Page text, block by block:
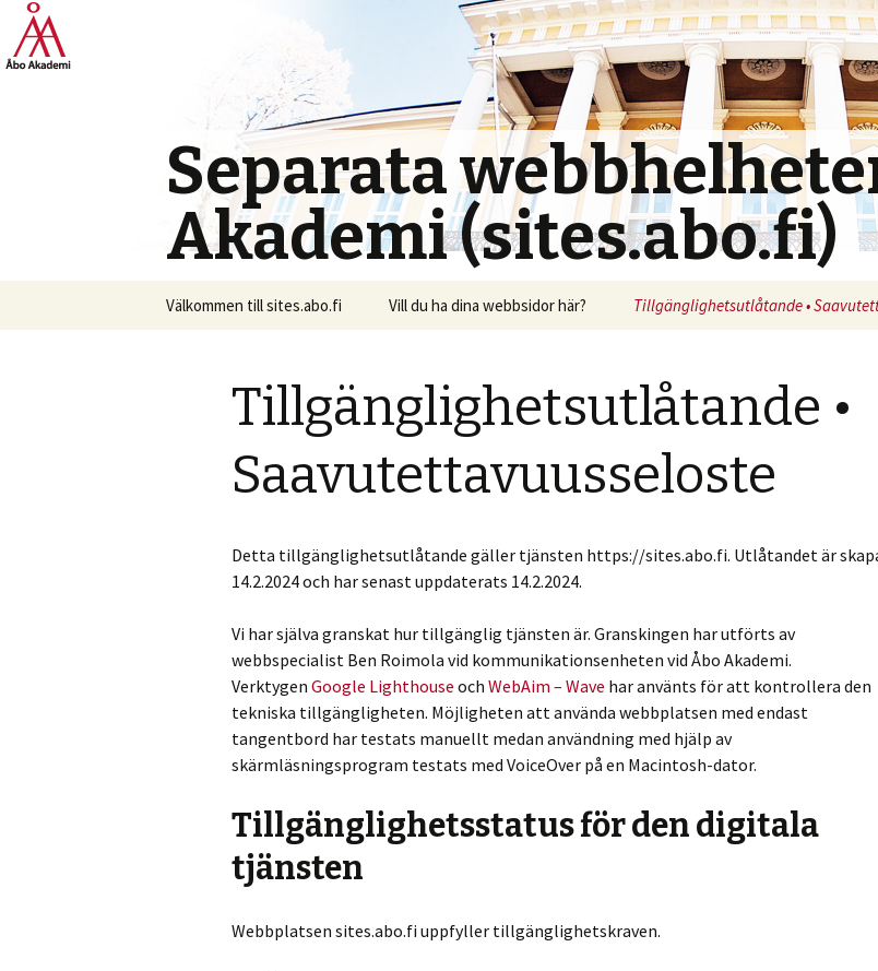
Separata
Akademi (sites.abo.fi)
Välkommen till sites.abo.fi Vill du ha dina webbsidor här? Tillgänglighetsutlåtande •
Tillgänglighetsutlåtande •
Saavutettavuusseloste
Detta tillgänglighetsutlåtande gäller tjänsten https://sites.abo.fi. Utlåtandet är
14.2.2024 och har senast uppdaterats 14.2.2024.
Vi har själva granskat hur tillgänglig tjänsten är. Granskingen har utförts av
webbspecialist Ben Roimola vid kommunikationsenheten vid Åbo Akademi.
Verktygen Google Lighthouse och WebAim – Wave har använts för att kontrollera den
tekniska tillgängligheten. Möjligheten att använda webbplatsen med endast
tangentbord har testats manuellt medan användning med hjälp av
skärmläsningsprogram testats med VoiceOver på en Macintosh-dator.
Tillgänglighetsstatus för den digitala
tjänsten
Webbplatsen sites.abo.fi uppfyller tillgänglighetskraven.